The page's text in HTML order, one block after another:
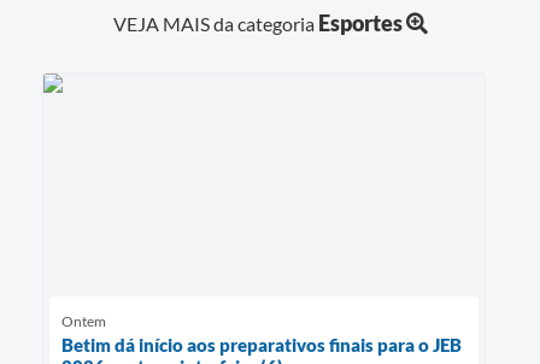
VEJA MAIS da categoria Esportes
Ontem
Betim dá início aos preparativos finais para o JEB